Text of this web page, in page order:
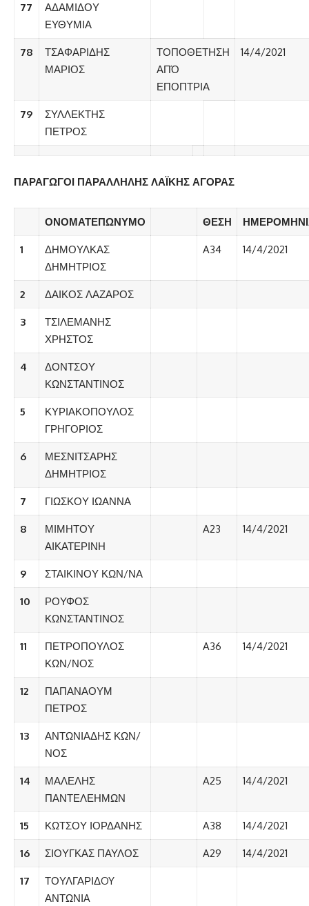
77
ΑΔΑΜΙΔΟΥ
ΕΥΘΥΜΙΑ
78
ΤΣΑΦΑΡΙΔΗΣ
ΜΑΡΙΟΣ
ΤΟΠΟΘΕΤΗΣΗ
ΑΠΌ
ΕΠΟΠΤΡΙΑ
14/4/2021
79
ΣΥΛΛΕΚΤΗΣ
ΠΕΤΡΟΣ
ΠΑΡΑΓΩΓΟΙ ΠΑΡΑΛΛΗΛΗΣ ΛΑΪΚΗΣ ΑΓΟΡΑΣ
ΟΝΟΜΑΤΕΠΩΝΥΜΟ ΘΕΣΗ
1
ΔΗΜΟΥΛΚΑΣ
ΔΗΜΗΤΡΙΟΣ
A34 14/4/2021
2 ΔΑΙΚΟΣ ΛΑΖΑΡΟΣ
3
ΤΣΙΛΕΜΑΝΗΣ
ΧΡΗΣΤΟΣ
4
ΔΟΝΤΣΟΥ
ΚΩΝΣΤΑΝΤΙΝΟΣ
5
ΚΥΡΙΑΚΟΠΟΥΛΟΣ
ΓΡΗΓΟΡΙΟΣ
6
ΜΕΣΝΙΤΣΑΡΗΣ
ΔΗΜΗΤΡΙΟΣ
7 ΓΙΩΣΚΟΥ ΙΩΑΝΝΑ
8
ΜΙΜΗΤΟΥ
ΑΙΚΑΤΕΡΙΝΗ
A23 14/4/2021
9 ΣΤΑΙΚΙΝΟΥ ΚΩΝ/ΝΑ
10
ΡΟΥΦΟΣ
ΚΩΝΣΤΑΝΤΙΝΟΣ
11
ΠΕΤΡΟΠΟΥΛΟΣ
ΚΩΝ/ΝΟΣ
A36 14/4/2021
12
ΠΑΠΑΝΑΟΥΜ
ΠΕΤΡΟΣ
13
ΑΝΤΩΝΙΑΔΗΣ ΚΩΝ/
ΝΟΣ
14
ΜΑΛΕΛΗΣ
ΠΑΝΤΕΛΕΗΜΩΝ
A25 14/4/2021
15 ΚΩΤΣΟΥ ΙΟΡΔΑΝΗΣ A38 14/4/2021
16 ΣΙΟΥΓΚΑΣ ΠΑΥΛΟΣ A29 14/4/2021
17
ΤΟΥΛΓΑΡΙΔOY
ΑΝΤΩΝΙA